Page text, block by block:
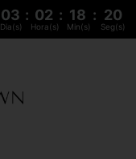
03 : 02 : 18 : 20
Dia(s) Hora(s) Min(s) Seg(s)